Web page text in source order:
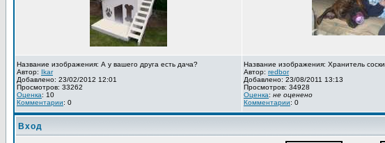
Название изображения: А у вашего друга есть дача?
Автор: Ikar
Добавлено: 23/02/2012 12:01
Просмотров: 33262
Оценка: 10
Комментарии: 0
Название изображения: Хранитель соски
Автор: redbor
Добавлено: 23/08/2011 13:13
Просмотров: 34928
Оценка: не оценено
Комментарии: 0
Вход